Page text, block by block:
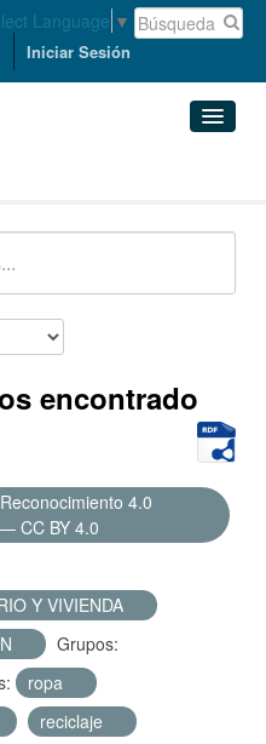
Language ▼
Iniciar Sesión
encontrado
4.0
CC BY 4.0
Y VIVIENDA
Grupos:
ropa
reciclaje